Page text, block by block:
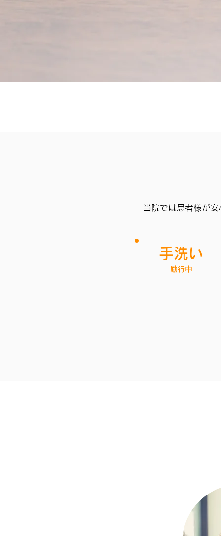
当院では患者様が
手洗い
​​励行中